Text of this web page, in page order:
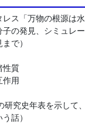
レス「万物の根源は
子の発見、シミュレ
で）
性質
作用
研究史年表を示して
話）